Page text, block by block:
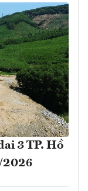
3 TP. Hồ
2026